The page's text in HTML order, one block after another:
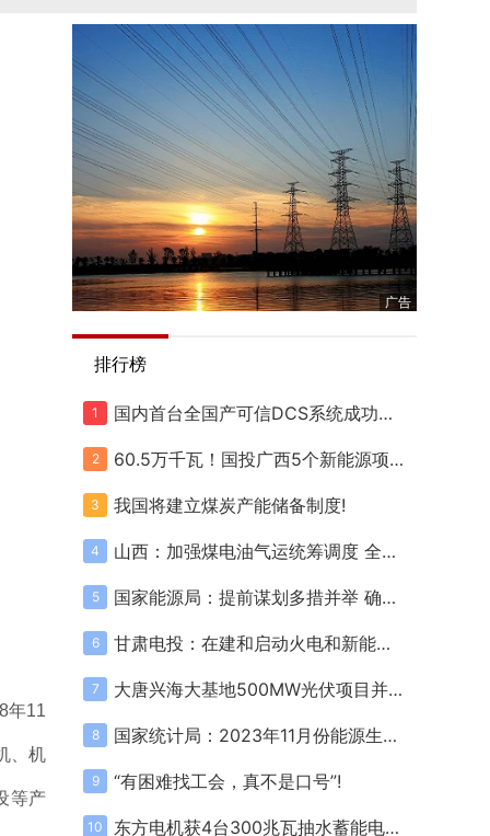
年11
、机
等产
广告
排行榜
1 国内首台全国产可信DCS系统成功投运!
2 60.5万千瓦！国投广西5个新能源项目全部取得核准/备案!
3 我国将建立煤炭产能储备制度!
4 山西：加强煤电油气运统筹调度 全力做好能源保障和保暖保供工作!
5 国家能源局：提前谋划多措并举 确保迎峰度冬煤电气稳定供应!
6 甘肃电投：在建和启动火电和新能源项目规模11GW 总资产达880亿元!
7 大唐兴海大基地500MW光伏项目并网!
8 国家统计局：2023年11月份能源生产情况!
9 “有困难找工会，真不是口号”!
10 东方电机获4台300兆瓦抽水蓄能电站机组订单!